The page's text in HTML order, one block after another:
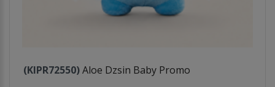
(KIPR72550)Aloe Dzsin Baby Promo